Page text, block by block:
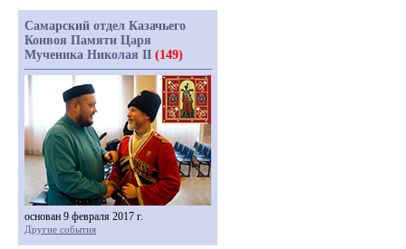
Самарский отдел Казачьего
Конвоя Памяти Царя
Мученика Николая II (149)
основан 9 февраля 2017 г.
Другие события